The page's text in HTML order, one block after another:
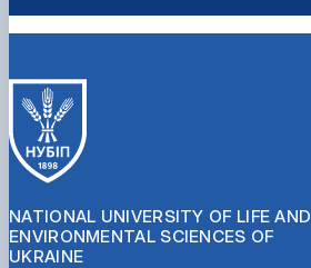
NATIONAL UNIVERSITY OF LIFE AND
ENVIRONMENTAL SCIENCES OF
UKRAINE